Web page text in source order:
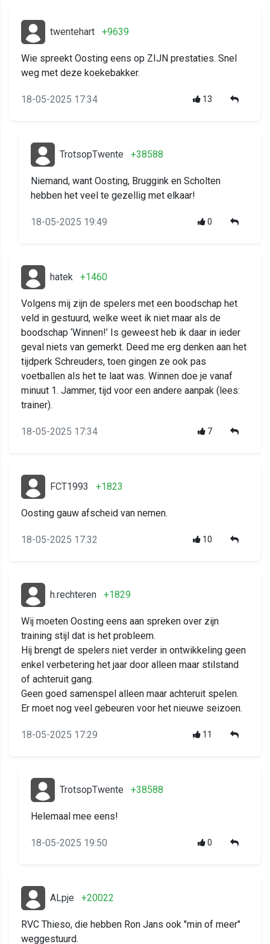
twentehart +9639
Wie spreekt Oosting eens op ZIJN prestaties. Snel
weg met deze koekebakker.
18-05-2025 17:34 13
TrotsopTwente +38588
Niemand, want Oosting, Bruggink en Scholten
hebben het veel te gezellig met elkaar!
18-05-2025 19:49 0
hatek +1460
Volgens mij zijn de spelers met een boodschap het
veld in gestuurd, welke weet ik niet maar als de
boodschap ‘Winnen!’ Is geweest heb ik daar in ieder
geval niets van gemerkt. Deed me erg denken aan het
tijdperk Schreuders, toen gingen ze ook pas
voetballen als het te laat was. Winnen doe je vanaf
minuut 1. Jammer, tijd voor een andere aanpak (lees:
trainer).
18-05-2025 17:34 7
FCT1993 +1823
Oosting gauw afscheid van nemen.
18-05-2025 17:32 10
h.rechteren +1829
Wij moeten Oosting eens aan spreken over zijn
training stijl dat is het probleem.
Hij brengt de spelers niet verder in ontwikkeling geen
enkel verbetering het jaar door alleen maar stilstand
of achteruit gang.
Geen goed samenspel alleen maar achteruit spelen.
Er moet nog veel gebeuren voor het nieuwe seizoen.
18-05-2025 17:29 11
TrotsopTwente +38588
Helemaal mee eens!
18-05-2025 19:50 0
ALpje +20022
RVC Thieso, die hebben Ron Jans ook "min of meer"
weggestuurd.